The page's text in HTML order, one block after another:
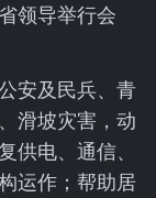
领导举行会
安及民兵、青
滑坡灾害，动
供电、通信、
运作；帮助居